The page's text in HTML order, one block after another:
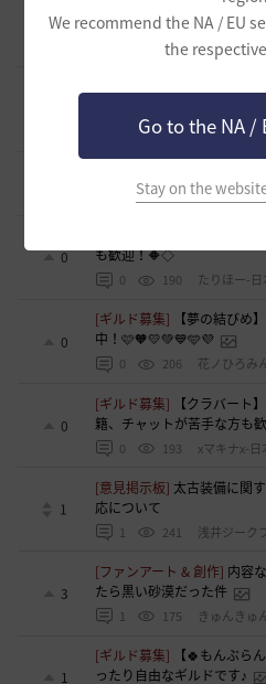
We recommend the NA / EU
the
Go to the NA /
Stay on the
0
集！現在3名！
64 いなドン 7
97 浅井ジーク
242 シアラナー
0
も歓迎！🔶◇
0 190 たりほー-日
0
[ギルド募集]
【夢の結びめ
中！🩷🧡💛💚💙🩵💜
0 206 花ノひろみ
0
[ギルド募集]
【クラバート
籍、チャットが苦手な方も
0 193 xマキナx-日
1
[意見掲示板] 太古装備に関
応について
1 241 浅井ジーク
3
[ファンアート & 創作] 内容
たら黒い砂漠だった件
1 175 きゅんきゅ
1
[ギルド募集]
【🍀もんぶら
ったり自由なギルドです♪